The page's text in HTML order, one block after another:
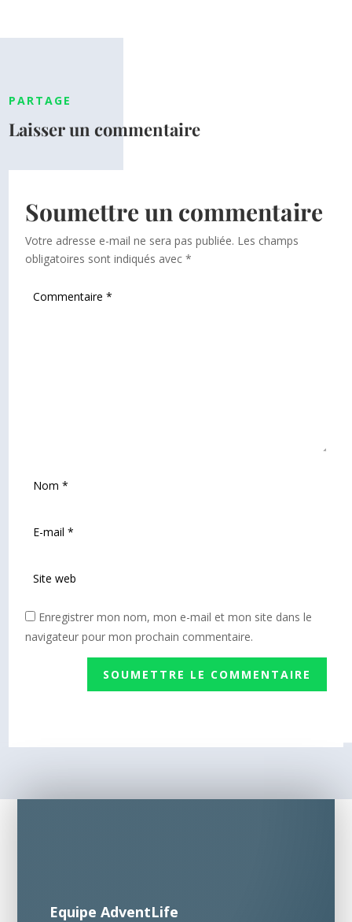
PARTAGE
Laisser un commentaire
Soumettre un commentaire
Votre adresse e-mail ne sera pas publiée. Les champs
obligatoires sont indiqués avec*
Enregistrer mon nom, mon e-mail et mon site dans le
navigateur pour mon prochain commentaire.
SOUMETTRE LE COMMENTAIRE
Equipe AdventLife